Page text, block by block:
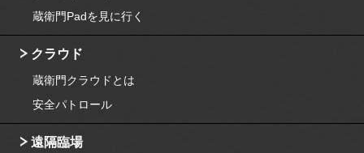
蔵衛門Padを見に行く
クラウド
蔵衛門クラウドとは
安全パトロール
遠隔臨場